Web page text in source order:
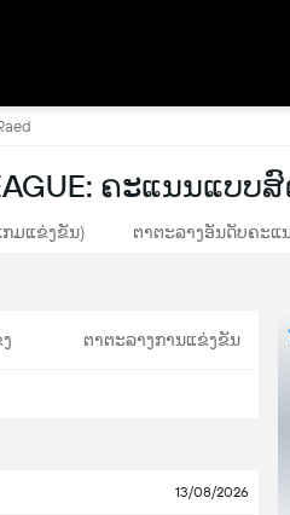
ຄະແນນແບບ
ກມແຂ່ງຂັນ) ຕາຕະລາງອັນດັບຄະແ
ຕາຕະລາງການແຂ່ງຂັນ
13/08/2026